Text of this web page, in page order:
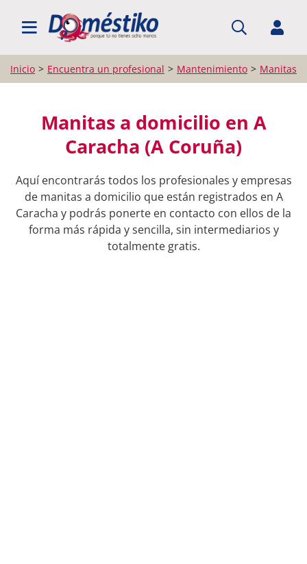
BUSCAR PROFESIONALES
Inicio Encuentra un profesional Mantenimiento Manitas
Manitas a domicilio en A
Caracha (A Coruña)
Aquí encontrarás todos los profesionales y empresas
de manitas a domicilio que están registrados en A
Caracha y podrás ponerte en contacto con ellos de la
forma más rápida y sencilla, sin intermediarios y
totalmente gratis.